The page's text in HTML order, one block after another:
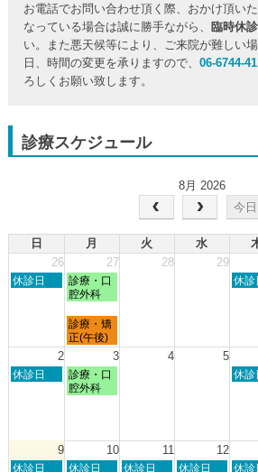
お電話でお問い合わせ頂く際、おかけ頂い
なっている場合は誠に勝手ながら、
臨時休診
い。また悪天候等により、ご来院が難しい
日、時間の変更を承りますので、06-6744-
ろしくお願い致します。
診療スケジュール
8月 2026
今日
日 月 火 水
26
27 28 29
日
26th
休診日
月
曜
7
月
27th
診療・口
腔外科
木
30th
休診
月
曜
日,
月
27th
診療・矯
正(午後)
2 3 4 5
日
2nd
休診日
月
曜
3rd
診療・口
腔外科
木
6th
休診
9 10 11 12
日
休診日
月
休診日
火
休診日
水
休診日
木
休診